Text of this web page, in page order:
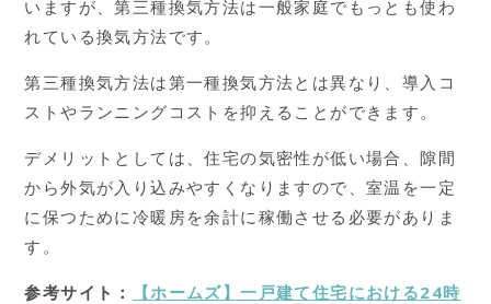
いますが、第三種換気方法は一般家庭でもっとも使わ
れている換気方法です。
第三種換気方法は第一種換気方法とは異なり、導入コ
ストやランニングコストを抑えることができます。
デメリットとしては、住宅の気密性が低い場合、隙間
から外気が入り込みやすくなりますので、室温を一定
に保つために冷暖房を余計に稼働させる必要がありま
す。
参考サイト：
【ホームズ】一戸建て住宅における24時